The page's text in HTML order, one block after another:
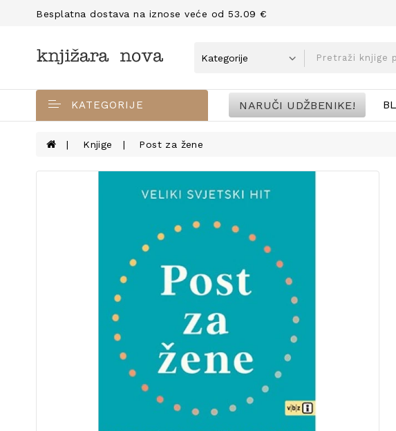
Besplatna dostava na iznose veće od 53.09 €
KATEGORIJE NARUČI UDŽBENIKE!
Knjige Post za žene